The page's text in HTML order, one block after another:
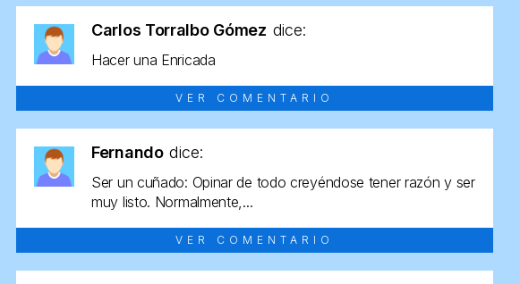
Carlos Torralbo Gómez dice:
Hacer una Enricada
VER COMENTARIO
Fernando dice:
Ser un cuñado: Opinar de todo creyéndose tener razón y ser
muy listo. Normalmente,...
VER COMENTARIO